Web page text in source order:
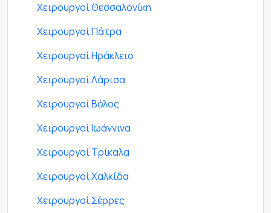
Χειρουργοί Θεσσαλονίκη
Χειρουργοί Πάτρα
Χειρουργοί Ηράκλειο
Χειρουργοί Λάρισα
Χειρουργοί Βόλος
Χειρουργοί Ιωάννινα
Χειρουργοί Τρίκαλα
Χειρουργοί Χαλκίδα
Χειρουργοί Σέρρες